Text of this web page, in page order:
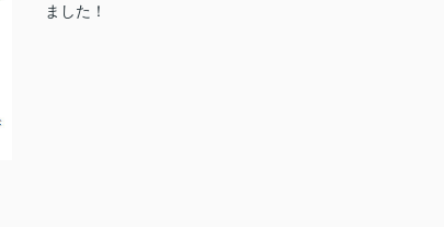
ました！